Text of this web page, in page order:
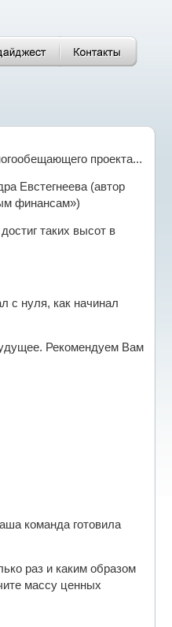
проекта...
Евстегнеева (автор
финансам»)
таких высот в
с нуля, как начинал
Рекомендуем Вам
команда готовила
раз и каким образом
массу ценных